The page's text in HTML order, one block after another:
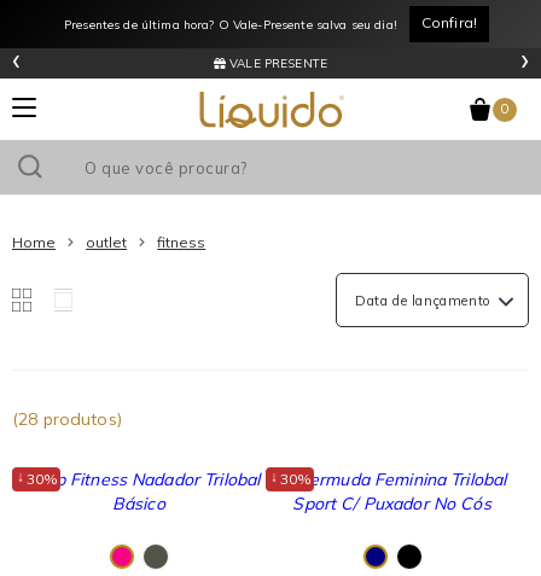
Outlet
Fitness
Presentes de última hora? O Vale-Presente salva seu dia! Confira!
VALE PRESENTE
‹ ›
0
Home outlet fitness
(28 produtos)
↓ 30% ↓ 30%